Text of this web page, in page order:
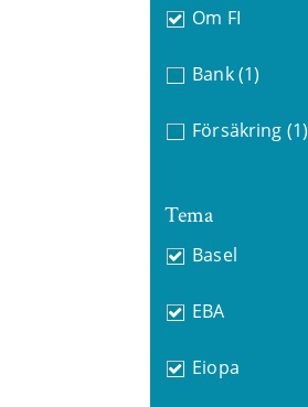
Om FI
Bank (1)
Försäkring (1)
Tema
Basel
EBA
Eiopa